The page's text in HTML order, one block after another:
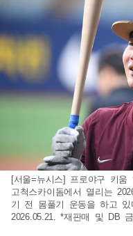
[서울=뉴시스] 프로야구 키
고척스카이돔에서 열리는
기 전 몸풀기 운동을 하고
2026.05.21. *재판매 및 DB